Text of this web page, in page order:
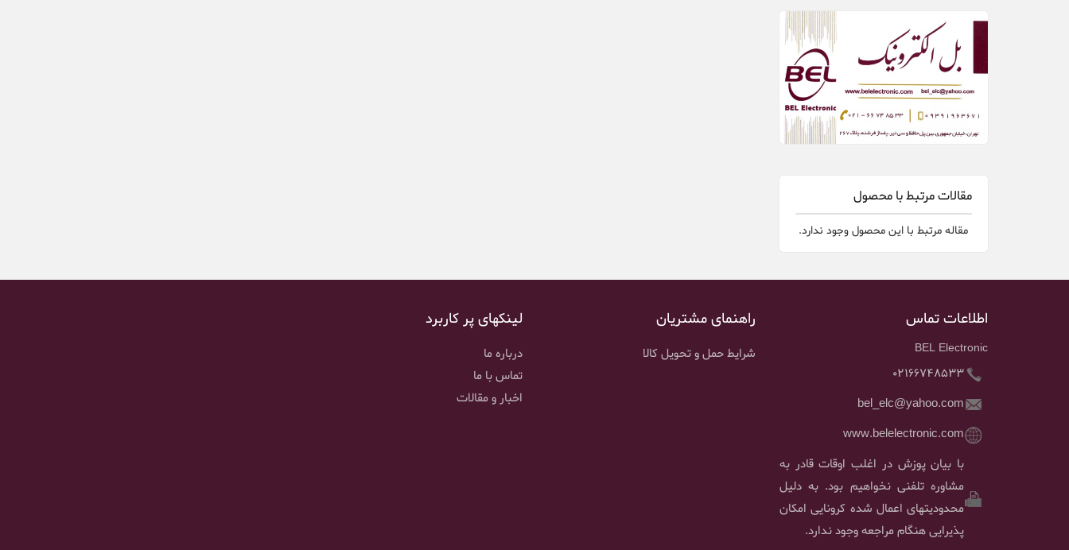
مقالات مرتبط با محصول
مقاله مرتبط با این محصول وجود ندارد.
اطلاعات تماس
BEL Electronic
02166748533
bel_elc@yahoo.com
www.belelectronic.com
با بیان پوزش در اغلب اوقات قادر به
مشاوره تلفنی نخواهیم بود. به دلیل
محدودیتهای اعمال شده کرونایی امکان
پذیرایی هنگام مراجعه وجود ندارد.
راهنمای مشتریان
شرایط حمل و تحویل کالا
لینکهای پر کاربرد
درباره ما
تماس با ما
اخبار و مقالات